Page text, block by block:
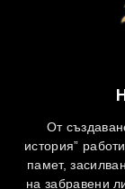
От
история”
памет,
на забравени